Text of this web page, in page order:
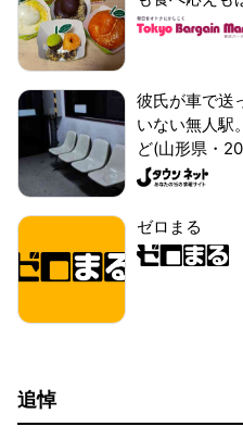
彼氏が車で送
いない無人駅
ど(山形県・
ゼロまる
追悼